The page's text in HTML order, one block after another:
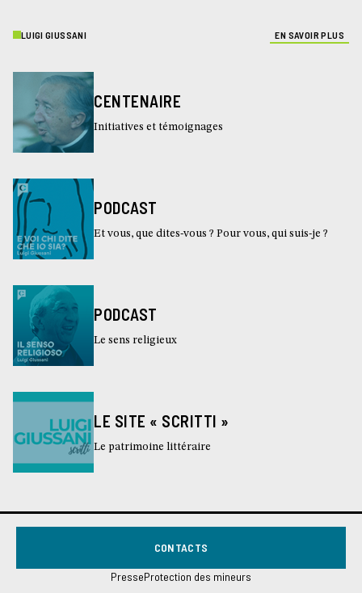
LUIGI GIUSSANI EN SAVOIR PLUS
CENTENAIRE
Initiatives et témoignages
PODCAST
Et vous, que dites-vous ? Pour vous, qui suis-je ?
PODCAST
Le sens religieux
LE SITE « SCRITTI »
Le patrimoine littéraire
CONTACTS
PresseProtection des mineurs